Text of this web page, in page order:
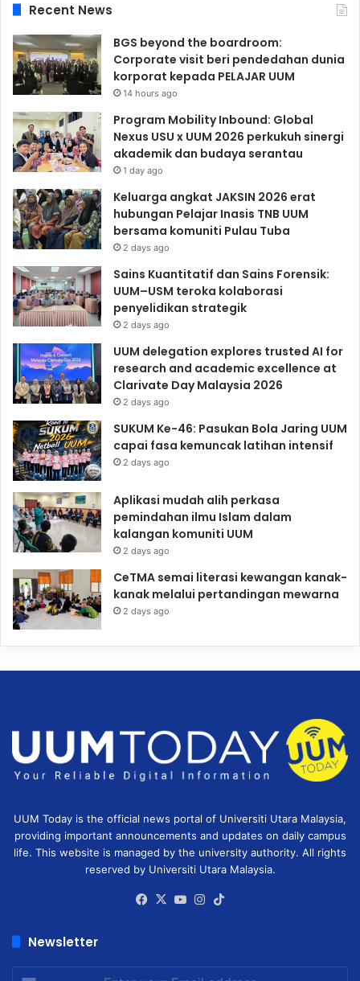
Recent News
BGS beyond the boardroom:
Corporate visit beri pendedahan dunia
korporat kepada PELAJAR UUM
14 hours ago
Program Mobility Inbound: Global
Nexus USU x UUM 2026 perkukuh sinergi
akademik dan budaya serantau
1 day ago
Keluarga angkat JAKSIN 2026 erat
hubungan Pelajar Inasis TNB UUM
bersama komuniti Pulau Tuba
2 days ago
Sains Kuantitatif dan Sains Forensik:
UUM–USM teroka kolaborasi
penyelidikan strategik
2 days ago
UUM delegation explores trusted AI for
research and academic excellence at
Clarivate Day Malaysia 2026
2 days ago
SUKUM Ke-46: Pasukan Bola Jaring UUM
capai fasa kemuncak latihan intensif
2 days ago
Aplikasi mudah alih perkasa
pemindahan ilmu Islam dalam
kalangan komuniti UUM
2 days ago
CeTMA semai literasi kewangan kanak-
kanak melalui pertandingan mewarna
2 days ago
UUM Today is the official news portal of Universiti Utara Malaysia,
providing important announcements and updates on daily campus
life. This website is managed by the university authority. All rights
reserved by Universiti Utara Malaysia.
Facebook
X YouTubeInstagram
Newsletter